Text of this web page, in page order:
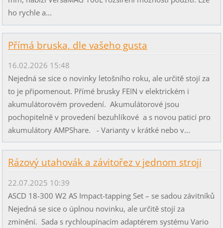
ho rychle a...
Přímá bruska, dle vašeho gusta
16.02.2026 15:48
Nejedná se sice o novinky letošního roku, ale určitě stojí za
to je připomenout. Přímé brusky FEIN v elektrickém i
akumulátorovém provedení. Akumulátorové jsou
pochopitelně v provedení bezuhlíkové a s novou paticí pro
akumulátory AMPShare. - Varianty v krátké nebo v...
Rázový utahovák a závitořez v jednom stroji
22.07.2025 10:39
ASCD 18-300 W2 AS Impact-tapping Set – se sadou závitníků
Nejedná se sice o úplnou novinku, ale určitě stojí za
zmínění. Sada s rychloupínacím adaptérem systému Vario